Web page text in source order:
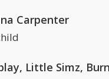
Carpenter